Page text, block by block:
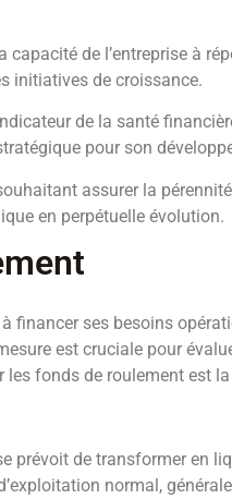
de l’entreprise à
initiatives de croissance.
de la santé
pour son
assurer la
en perpétuelle évolution.
financer ses besoins
est cruciale pour
les fonds de roulement est
prévoit de transformer en
normal,